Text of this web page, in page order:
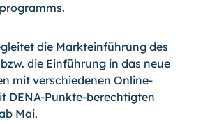
die Markteinführung des
die Einführung in das neue
mit verschiedenen Online-
DENA-Punkte-berechtigten
Mai.